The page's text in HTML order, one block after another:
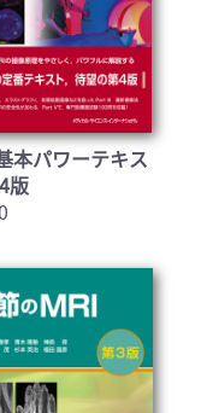
本パワーテキス
版